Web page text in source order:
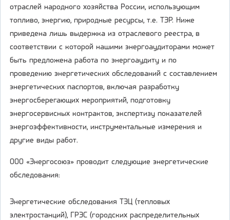
отраслей народного хозяйства России, использующим
топливо, энергию, природные ресурсы, т.е. ТЭР. Ниже
приведена лишь выдержка из отраслевого реестра, в
соответствии с которой нашими энергоаудиторами может
быть предложена работа по энергоаудиту и по
проведению энергетических обследований с составлением
энергетических паспортов, включая разработку
энергосберегающих мероприятий, подготовку
энергосервисных контрактов, экспертизу показателей
энергоэффективности, инструментальные измерения и
другие виды работ.
ООО «Энергосоюз» проводит следующие энергетические
обследования:
Энергетические обследования ТЭЦ (тепловых
электростанций), ГРЭС (городских распределительных